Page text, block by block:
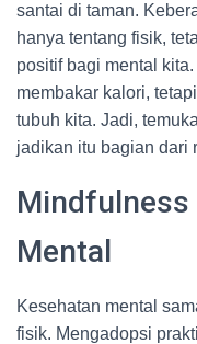
santai di taman.
hanya tentang fisik,
positif bagi mental
membakar kalori,
tubuh kita. Jadi,
jadikan itu bagian dari
Mindfulness
Mental
Kesehatan mental
fisik. Mengadopsi